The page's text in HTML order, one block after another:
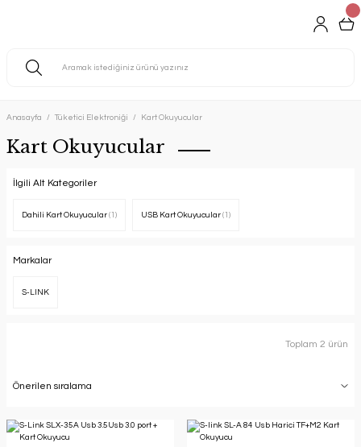
Anasayfa Tüketici Elektroniği Kart Okuyucular
Kart Okuyucular
İlgili Alt Kategoriler
Dahili Kart Okuyucular (1) USB Kart Okuyucular (1)
Markalar
S-LINK
Toplam 2 ürün